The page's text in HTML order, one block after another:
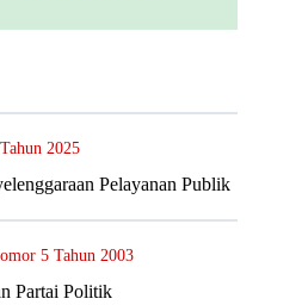
2025
Pelayanan Publik
5 Tahun 2003
Partai Politik